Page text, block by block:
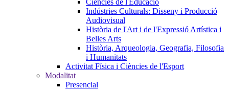
Ciències de l'Educació
Indústries Culturals: Disseny i Producció
Audiovisual
Història de l'Art i de l'Expressió Artística i
Belles Arts
Història, Arqueologia, Geografia, Filosofia
i Humanitats
Activitat Física i Ciències de l'Esport
Modalitat
Presencial